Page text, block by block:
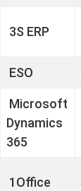
3S ERP
ESO
Microsoft
Dynamics
365
1Office